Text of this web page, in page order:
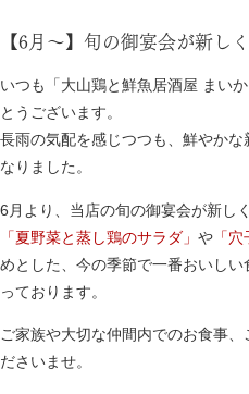
【6月～】旬の御宴会が新し
いつも「大山鶏と鮮魚居酒屋 まい
とうございます。
長雨の気配を感じつつも、鮮やか
なりました。
6月より、当店の旬の御宴会が新し
「夏野菜と蒸し鶏のサラダ」 や 「
めとした、今の季節で一番おいし
っております。
ご家族や大切な仲間内でのお食事
ださいませ。